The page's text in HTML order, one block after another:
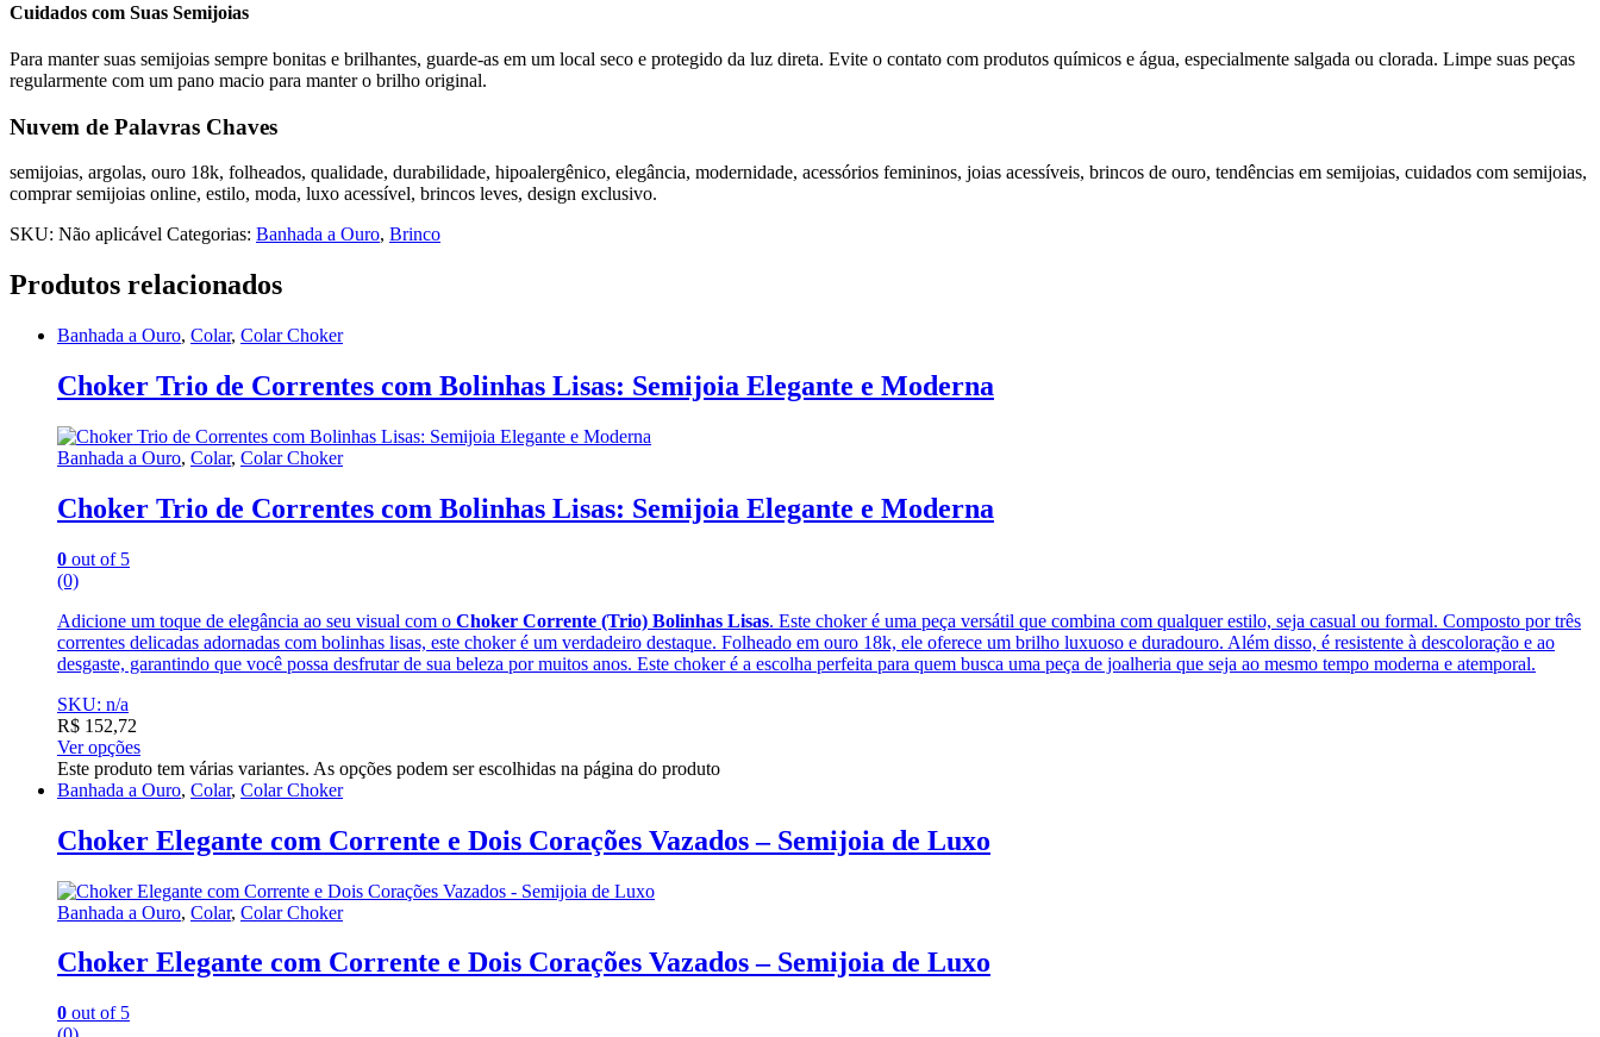
Cuidados com Suas Semijoias
Para manter suas semijoias sempre bonitas e brilhantes, guarde-as em um local seco e protegido da luz direta. Evite o contato com produtos químicos e água, especialmente salgada ou clorada. Limpe suas peças
regularmente com um pano macio para manter o brilho original.
Nuvem de Palavras Chaves
semijoias, argolas, ouro 18k, folheados, qualidade, durabilidade, hipoalergênico, elegância, modernidade, acessórios femininos, joias acessíveis, brincos de ouro, tendências em semijoias, cuidados com semijoias,
comprar semijoias online, estilo, moda, luxo acessível, brincos leves, design exclusivo.
SKU: Não aplicável Categorias: Banhada a Ouro, Brinco
Produtos relacionados
Banhada a Ouro, Colar, Colar Choker
Choker Trio de Correntes com Bolinhas Lisas: Semijoia Elegante e Moderna
Banhada a Ouro, Colar, Colar Choker
Choker Trio de Correntes com Bolinhas Lisas: Semijoia Elegante e Moderna
0 out of 5
(0)
Adicione um toque de elegância ao seu visual com o Choker Corrente (Trio) Bolinhas Lisas. Este choker é uma peça versátil que combina com qualquer estilo, seja casual ou formal. Composto por três
correntes delicadas adornadas com bolinhas lisas, este choker é um verdadeiro destaque. Folheado em ouro 18k, ele oferece um brilho luxuoso e duradouro. Além disso, é resistente à descoloração e ao
desgaste, garantindo que você possa desfrutar de sua beleza por muitos anos. Este choker é a escolha perfeita para quem busca uma peça de joalheria que seja ao mesmo tempo moderna e atemporal.
SKU: n/a
R$ 152,72
Ver opções
Este produto tem várias variantes. As opções podem ser escolhidas na página do produto
Banhada a Ouro, Colar, Colar Choker
Choker Elegante com Corrente e Dois Corações Vazados – Semijoia de Luxo
Banhada a Ouro, Colar, Colar Choker
Choker Elegante com Corrente e Dois Corações Vazados – Semijoia de Luxo
0 out of 5